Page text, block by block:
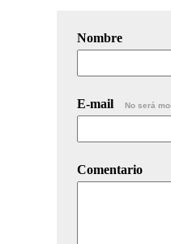
Nombre
E-mail No será
Comentario